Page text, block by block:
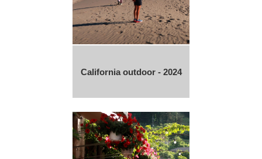
California outdoor - 2024